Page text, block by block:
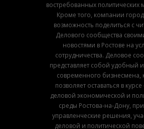
востребованных политических
Кроме того, компании
возможность поделиться с
Делового сообщества
новостями в Ростове на
сотрудничества. Деловое
представляет собой удобный
современного бизнесмена,
позволяет оставаться в
деловой экономической и
среды Ростова-на-Дону,
управленческие решения,
деловой и политической